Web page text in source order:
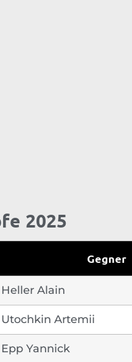
2025
Gegner
Heller Alain
Utochkin Artemii
Epp Yannick